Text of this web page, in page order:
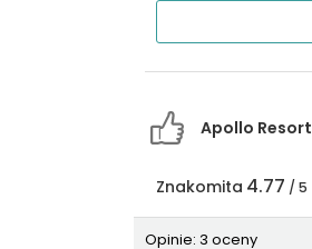
Apollo Resort
Znakomita 4.77 / 5
Opinie: 3 oceny